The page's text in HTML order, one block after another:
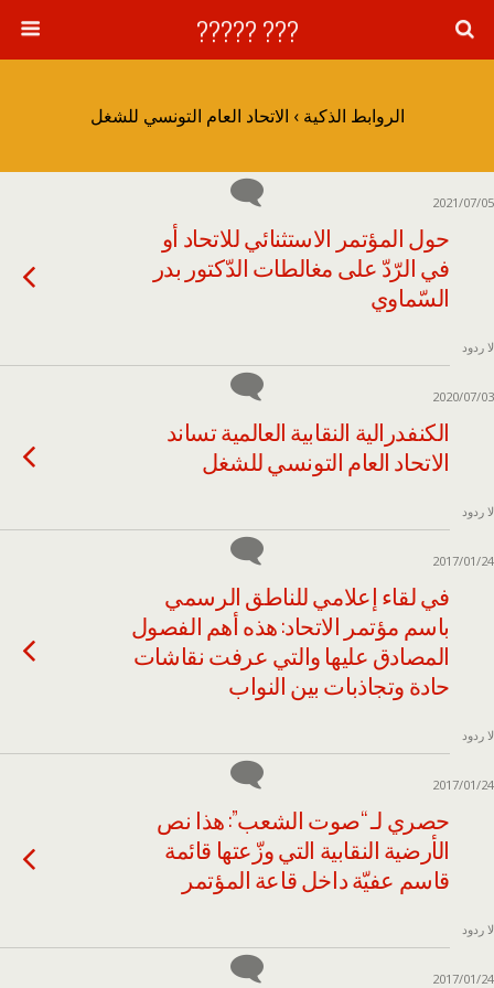
??? ?????
الروابط الذكية › الاتحاد العام التونسي للشغل
2021/07/05
حول المؤتمر الاستثنائي للاتحاد أو
في الرّدّ على مغالطات الدّكتور بدر
السّماوي
لا ردود
2020/07/03
الكنفدرالية النقابية العالمية تساند
الاتحاد العام التونسي للشغل
لا ردود
2017/01/24
في لقاء إعلامي للناطق الرسمي
باسم مؤتمر الاتحاد: هذه أهم الفصول
المصادق عليها والتي عرفت نقاشات
حادة وتجاذبات بين النواب
لا ردود
2017/01/24
حصري لـ “صوت الشعب”: هذا نص
الأرضية النقابية التي وزّعتها قائمة
قاسم عفيّة داخل قاعة المؤتمر
لا ردود
2017/01/24